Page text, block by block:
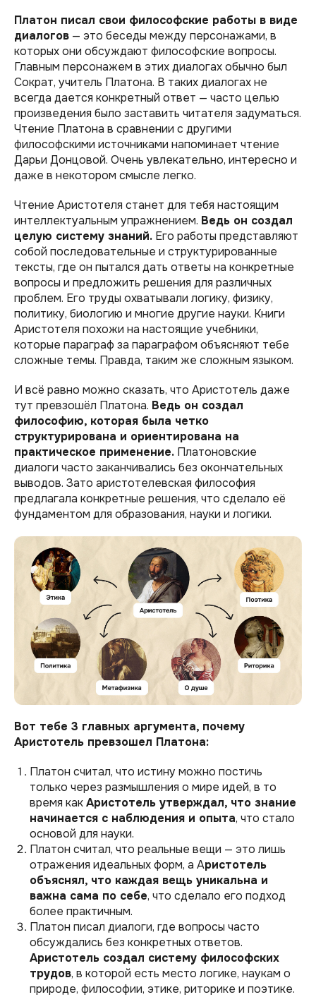
Платон писал свои философские работы в виде
диалогов — это беседы между персонажами, в
которых они обсуждают философские вопросы.
Главным персонажем в этих диалогах обычно был
Сократ, учитель Платона. В таких диалогах не
всегда дается конкретный ответ — часто целью
произведения было заставить читателя задуматься.
Чтение Платона в сравнении с другими
философскими источниками напоминает чтение
Дарьи Донцовой. Очень увлекательно, интересно и
даже в некотором смысле легко.
Чтение Аристотеля станет для тебя настоящим
интеллектуальным упражнением. Ведь он создал
целую систему знаний. Его работы представляют
собой последовательные и структурированные
тексты, где он пытался дать ответы на конкретные
вопросы и предложить решения для различных
проблем. Его труды охватывали логику, физику,
политику, биологию и многие другие науки. Книги
Аристотеля похожи на настоящие учебники,
которые параграф за параграфом объясняют тебе
сложные темы. Правда, таким же сложным языком.
И всё равно можно сказать, что Аристотель даже
тут превзошёл Платона. Ведь он создал
философию, которая была четко
структурирована и ориентирована на
практическое применение. Платоновские
диалоги часто заканчивались без окончательных
выводов. Зато аристотелевская философия
предлагала конкретные решения, что сделало её
фундаментом для образования, науки и логики.
Вот тебе 3 главных аргумента, почему
Аристотель превзошел Платона:
Платон считал, что истину можно постичь
только через размышления о мире идей, в то
время какАристотель утверждал, что знание
начинается с наблюдения и опыта, что стало
основой для науки.
Платон считал, что реальные вещи — это лишь
отражения идеальных форм, а Аристотель
объяснял, что каждая вещь уникальна и
важна сама по себе, что сделало его подход
более практичным.
Платон писал диалоги, где вопросы часто
обсуждались без конкретных ответов.
Аристотель создал систему философских
трудов, в которой есть место логике, наукам о
природе, философии, этике, риторике и поэтике.